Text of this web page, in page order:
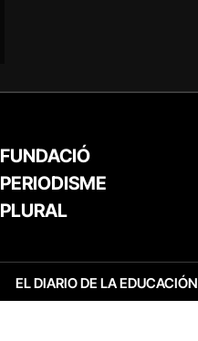
FUNDACIÓ
PERIODISME
PLURAL
EL DIARIO DE LA EDUCACIÓN